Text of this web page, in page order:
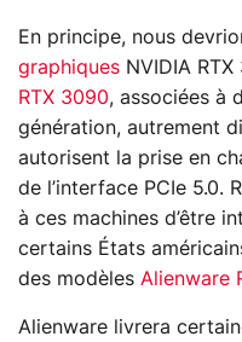
En principe, nous
graphiques NVIDIA
RTX 3090, associées à
génération, autrement
autorisent la prise en
de l’interface PCIe 5.0.
à ces machines d’être
certains États
des modèles Alienware
Alienware livrera